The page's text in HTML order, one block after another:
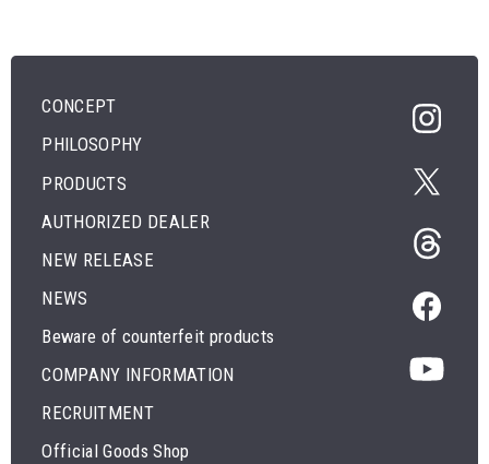
CONCEPT
PHILOSOPHY
PRODUCTS
AUTHORIZED DEALER
NEW RELEASE
NEWS
Beware of counterfeit products
COMPANY INFORMATION
RECRUITMENT
Official Goods Shop